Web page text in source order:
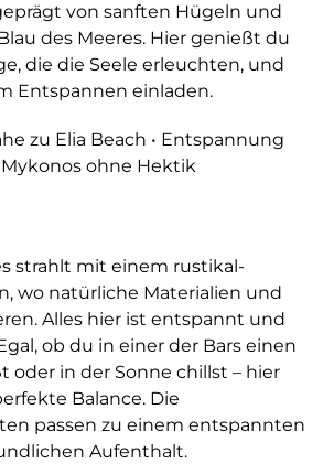
von sanften Hügeln und
des Meeres. Hier genießt du
die die Seele erleuchten, und
Entspannen einladen.
zu Elia Beach • Entspannung
ohne Hektik
strahlt mit einem rustikal-
wo natürliche Materialien und
Alles hier ist entspannt und
ob du in einer der Bars einen
oder in der Sonne chillst – hier
Balance. Die
passen zu einem entspannten
Aufenthalt.